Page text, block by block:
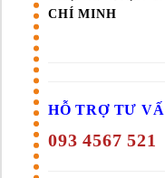
CHÍ MINH
HỖ TRỢ TƯ
093 4567 521